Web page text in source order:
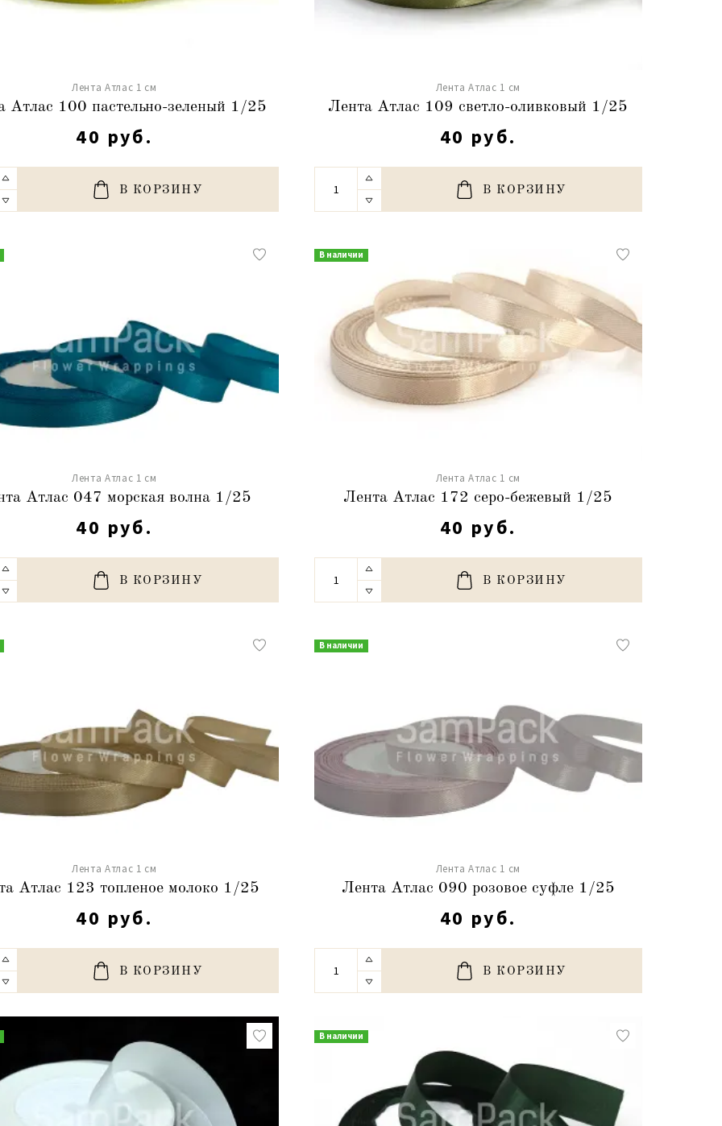
Лента Атлас 1 см
Атлас 100 пастельно-зеленый 1/25
40 руб.
В КОРЗИНУ
Лента Атлас 1 см
Лента Атлас 109 светло-оливковый 1/25
40 руб.
В КОРЗИНУ
Лента Атлас 1 см
Атлас 047 морская волна 1/25
40 руб.
В КОРЗИНУ
В наличии
Лента Атлас 1 см
Лента Атлас 172 серо-бежевый 1/25
40 руб.
В КОРЗИНУ
Лента Атлас 1 см
Атлас 123 топленое молоко 1/25
40 руб.
В КОРЗИНУ
В наличии
Лента Атлас 1 см
Лента Атлас 090 розовое суфле 1/25
40 руб.
В КОРЗИНУ
В наличии